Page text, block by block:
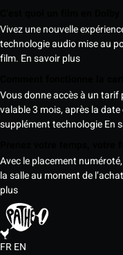
Vivez une nouvelle
technologie audio mise au
film. En savoir plus
Vous donne accès à un tarif
valable 3 mois, après la
supplément technologieEn
Avec le placement
la salle au moment de
plus
FREN